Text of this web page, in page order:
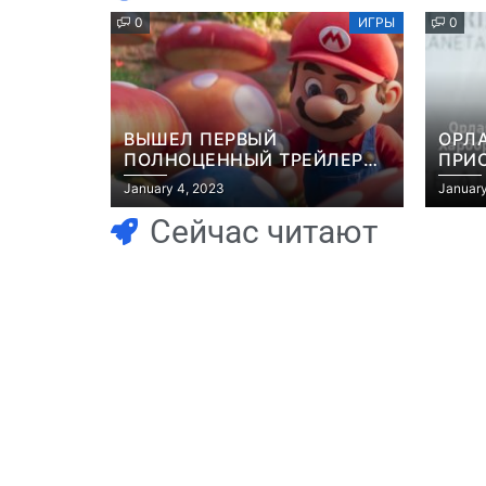
0 ИГРЫ
ВЫШЕЛ ПЕРВЫЙ
ПОЛНОЦЕННЫЙ ТРЕЙЛЕР
МУЛЬТФИЛЬМА “МАРИО”
January 4, 2023
0
Сейчас читают